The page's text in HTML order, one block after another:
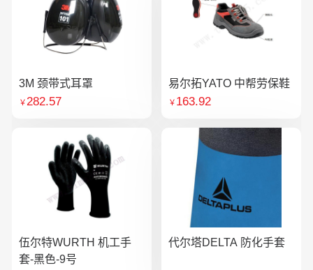
3M 颈带式耳罩
￥282.57
易尔拓YATO 中帮劳保鞋
￥ 163.92
伍尔特WURTH 机工手
套-黑色-9号
代尔塔DELTA 防化手套